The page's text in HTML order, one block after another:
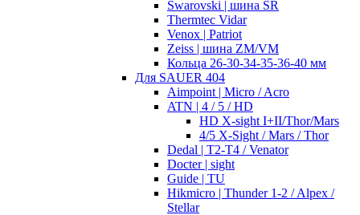
Swarovski | шина SR
Thermtec Vidar
Venox | Patriot
Zeiss | шина ZM/VM
Кольца 26-30-34-35-36-40 мм
Для SAUER 404
Aimpoint | Micro / Acro
ATN | 4 / 5 / HD
HD X-sight I+II/Thor/Mars
4/5 X-Sight / Mars / Thor
Dedal | T2-T4 / Venator
Docter | sight
Guide | TU
Hikmicro | Thunder 1-2 / Alpex /
Stellar